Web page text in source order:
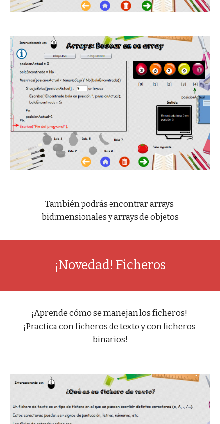
También podrás encontrar arrays
bidimensionales y arrays de objetos
¡Novedad! Ficheros
¡Aprende cómo se manejan los ficheros!
¡Practica con ficheros de texto y con ficheros
binarios!